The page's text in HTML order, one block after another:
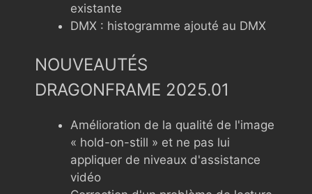
existante
DMX : histogramme ajouté au DMX
NOUVEAUTÉS
DRAGONFRAME 2025.01
Amélioration de la qualité de l'image
« hold-on-still » et ne pas lui
appliquer de niveaux d'assistance
vidéo